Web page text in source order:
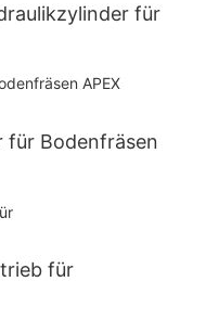
für
für Bodenfräsen
für